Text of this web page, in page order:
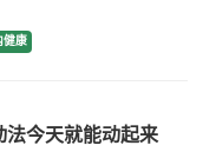
健康
今天就能动起来